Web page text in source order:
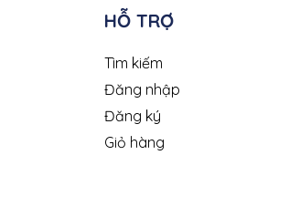
HỖ TRỢ
Tìm kiếm
Đăng nhập
Đăng ký
Giỏ hàng